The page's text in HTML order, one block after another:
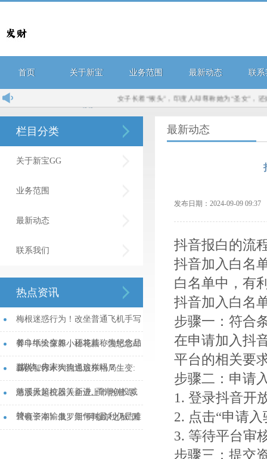
首页 关于新宝
GG
业务范围 最新动态 联系
女子长着“猴头”，印度人却尊称她为“圣女”，还嫁
栏目分类
关于新宝GG
业务范围
最新动态
联系我们
热点资讯
梅根迷惑行为！改坐普通飞机手写
餐巾纸给空姐，还将其称为纪念品
_媒体_夫人...
养斗牛犬像养小棉花糖，慢悠悠却
黏人，你家狗狗也这样吗？...
喜悦智行十大流通股东格局生变:
慈溪天策控股等新进, 甬潮创投减
持...
港股掀起机器人企业上市热潮 尽
管有资本输血，但何时盈利仍是难
《镜子湖》俄罗斯“阿穆尔之秋”国
最新动态
发布日期：2024-09-09
抖音报白的流
抖音加入白名
白名单中，有
抖音加入白名
步骤一：符合
在申请加入抖
平台的相关要
步骤二：申请
1. 登录抖音开
2. 点击“申请
3. 等待平台审
步骤三：提交